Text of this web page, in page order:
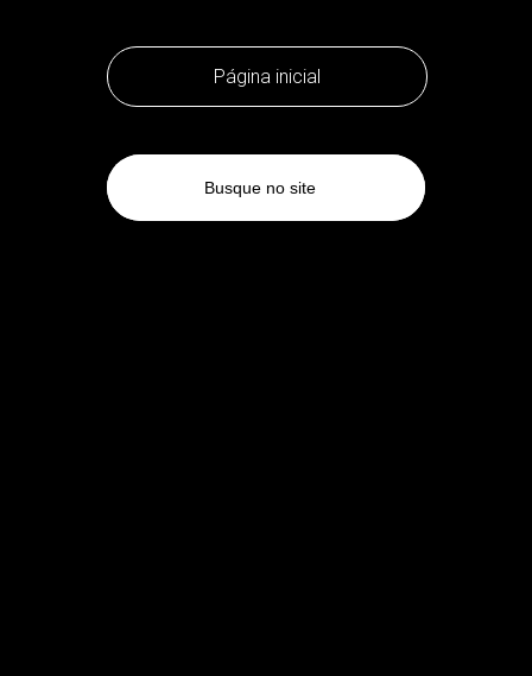
Página inicial